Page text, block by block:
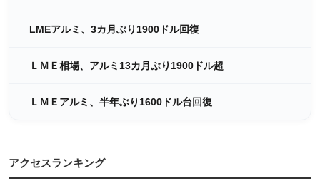
LMEアルミ、3カ月ぶり1900ドル回復
ＬＭＥ相場、アルミ13カ月ぶり1900ドル超
ＬＭＥアルミ、半年ぶり1600ドル台回復
アクセスランキング